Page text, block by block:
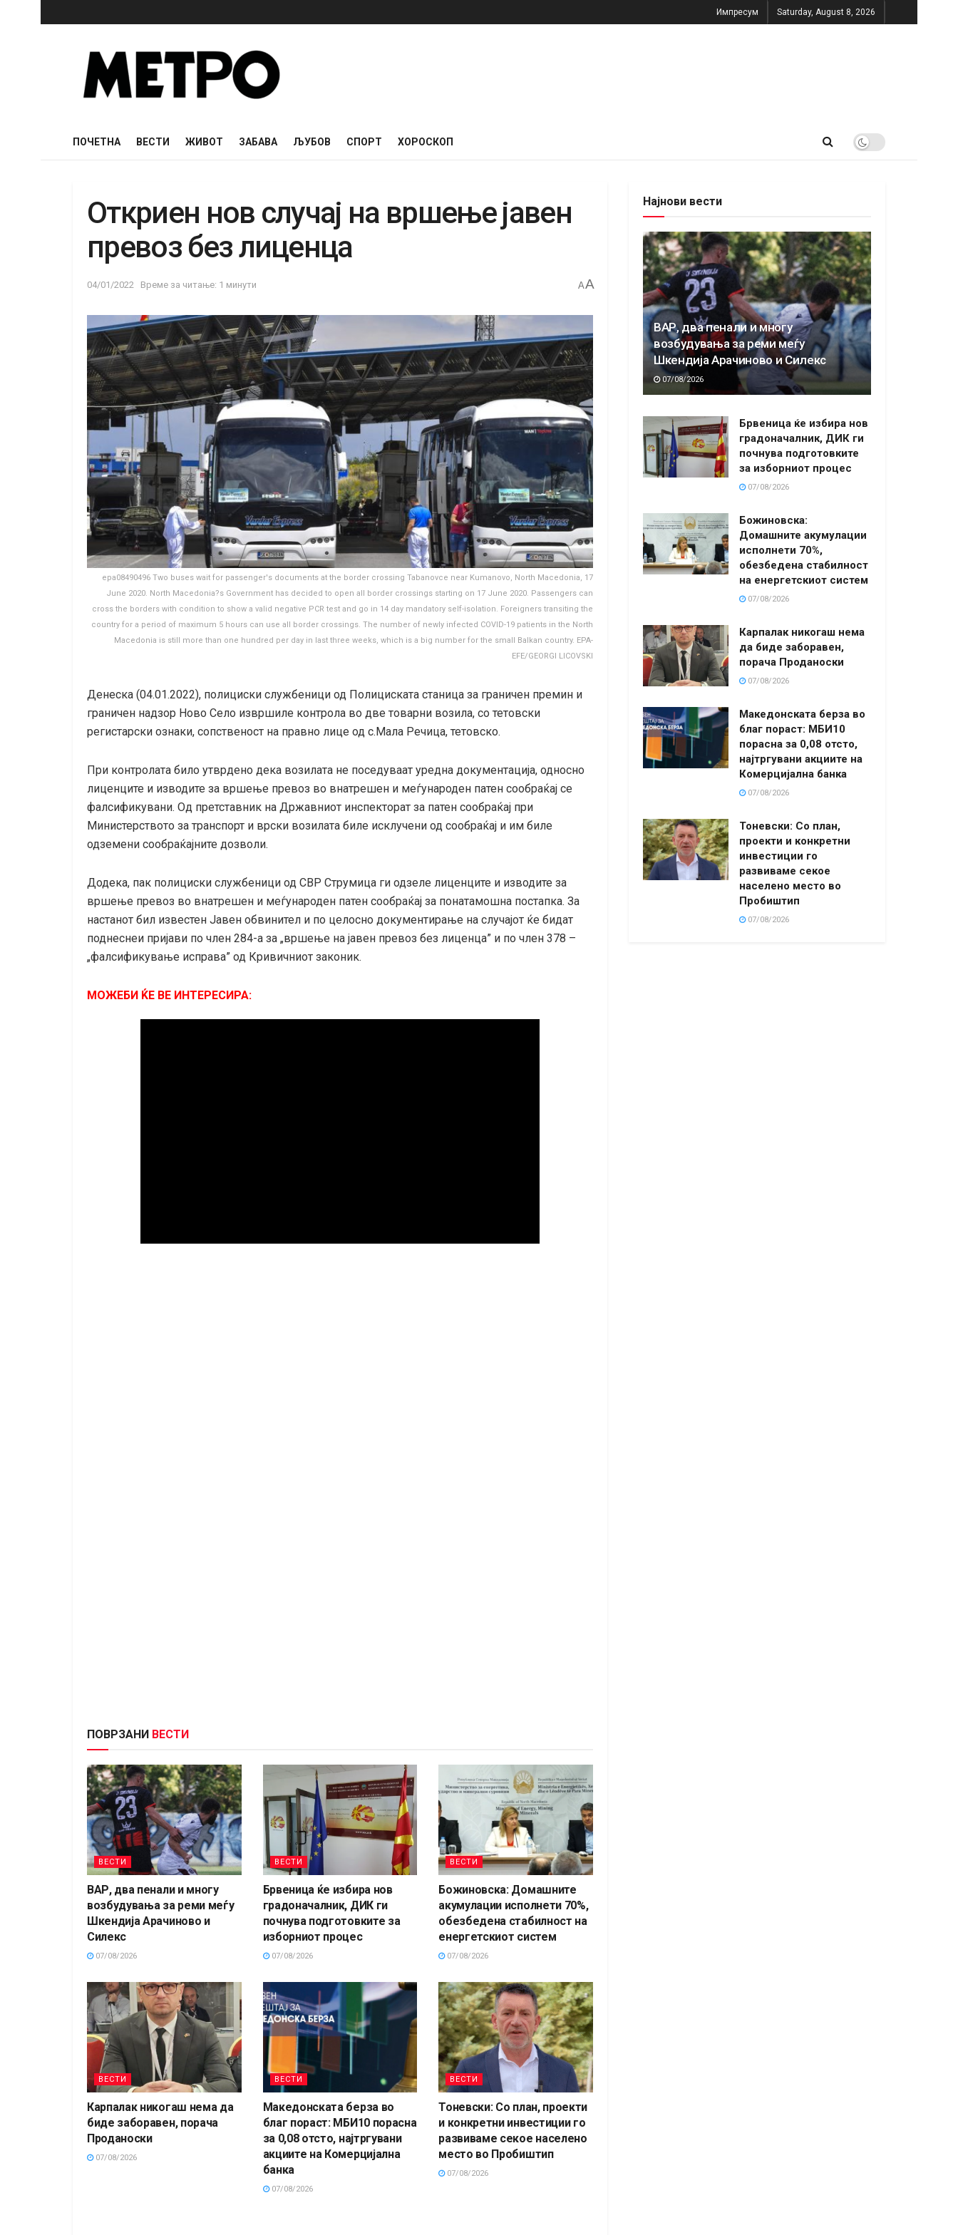
Импресум Saturday, August 8, 2026
ПОЧЕТНА ВЕСТИ ЖИВОТ ЗАБАВА ЉУБОВ СПОРТ ХОРОСКОП
Откриен нов случај на вршење јавен
превоз без лиценца
04/01/2022 Време за читање: 1 минути AA
epa08490496 Two buses wait for passenger's documents at the border crossing Tabanovce near Kumanovo, North Macedonia, 17
June 2020. North Macedonia?s Government has decided to open all border crossings starting on 17 June 2020. Passengers can
cross the borders with condition to show a valid negative PCR test and go in 14 day mandatory self-isolation. Foreigners transiting the
country for a period of maximum 5 hours can use all border crossings. The number of newly infected COVID-19 patients in the North
Macedonia is still more than one hundred per day in last three weeks, which is a big number for the small Balkan country. EPA-
EFE/GEORGI LICOVSKI
Денеска (04.01.2022), полициски службеници од Полициската станица за граничен премин и
граничен надзор Ново Село извршиле контрола во две товарни возила, со тетовски
регистарски ознаки, сопственост на правно лице од с.Мала Речица, тетовско.
При контролата било утврдено дека возилата не поседуваат уредна документација, односно
лиценците и изводите за вршење превоз во внатрешен и меѓународен патен сообраќај се
фалсификувани. Од претставник на Државниот инспекторат за патен сообраќај при
Министерството за транспорт и врски возилата биле исклучени од сообраќај и им биле
одземени сообраќајните дозволи.
Додека, пак полициски службеници од СВР Струмица ги одзеле лиценците и изводите за
вршење превоз во внатрешен и меѓународен патен сообраќај за понатамошна постапка. За
настанот бил известен Јавен обвинител и по целосно документирање на случајот ќе бидат
поднеснеи пријави по член 284-а за „вршење на јавен превоз без лиценца” и по член 378 –
„фалсификување исправа” од Кривичниот законик.
МОЖЕБИ ЌЕ ВЕ ИНТЕРЕСИРА:
ПОВРЗАНИ ВЕСТИ
ВЕСТИ
ВАР, два пенали и многу
возбудувања за реми меѓу
Шкендија Арачиново и
Силекс
07/08/2026
ВЕСТИ
Брвеница ќе избира нов
градоначалник, ДИК ги
почнува подготовките за
изборниот процес
07/08/2026
ВЕСТИ
Божиновска: Домашните
акумулации исполнети 70%,
обезбедена стабилност на
енергетскиот систем
07/08/2026
ВЕСТИ
Карпалак никогаш нема да
биде заборавен, порача
Проданоски
07/08/2026
ВЕСТИ
Македонската берза во
благ пораст: МБИ10 порасна
за 0,08 отсто, најтргувани
акциите на Комерцијална
банка
07/08/2026
ВЕСТИ
Тоневски: Со план, проекти
и конкретни инвестиции го
развиваме секое населено
место во Пробиштип
07/08/2026
Најнови вести
ВАР, два пенали и многу
возбудувања за реми меѓу
Шкендија Арачиново и Силекс
07/08/2026
Брвеница ќе избира нов
градоначалник, ДИК ги
почнува подготовките
за изборниот процес
07/08/2026
Божиновска:
Домашните акумулации
исполнети 70%,
обезбедена стабилност
на енергетскиот систем
07/08/2026
Карпалак никогаш нема
да биде заборавен,
порача Проданоски
07/08/2026
Македонската берза во
благ пораст: МБИ10
порасна за 0,08 отсто,
најтргувани акциите на
Комерцијална банка
07/08/2026
Тоневски: Со план,
проекти и конкретни
инвестиции го
развиваме секое
населено место во
Пробиштип
07/08/2026